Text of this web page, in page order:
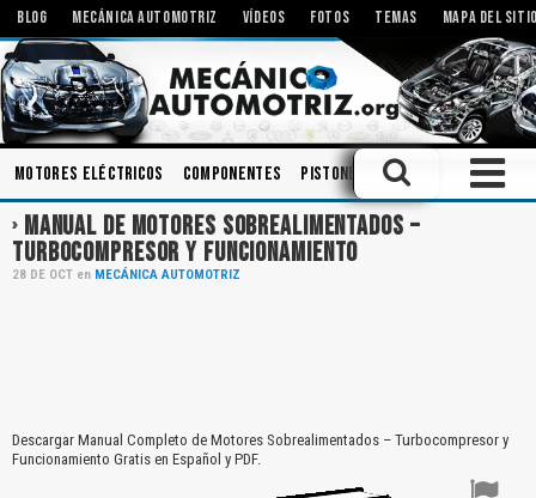
BLOG MECÁNICA AUTOMOTRIZ VÍDEOS FOTOS TEMAS MAPA DEL
Motores Eléctricos Componentes Pistones Inyectores
MANUAL DE MOTORES SOBREALIMENTADOS –
TURBOCOMPRESOR Y FUNCIONAMIENTO
28 DE OCT en MECÁNICA AUTOMOTRIZ
Descargar Manual Completo de Motores Sobrealimentados – Turbocompresor y
Funcionamiento Gratis en Español y PDF.